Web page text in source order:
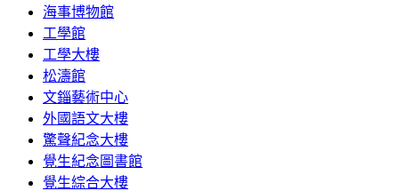
海事博物館
工學館
工學大樓
松濤館
文錙藝術中心
外國語文大樓
驚聲紀念大樓
覺生紀念圖書館
覺生綜合大樓